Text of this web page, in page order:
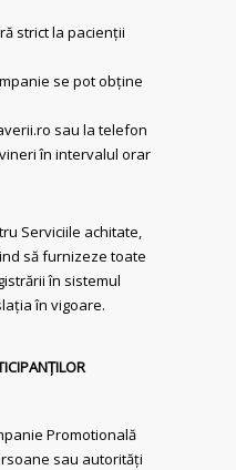
strict la pacienții
se pot obține
sau la telefon
în intervalul orar
Serviciile achitate,
să furnizeze toate
în sistemul
în vigoare.
Promotională
sau autorități